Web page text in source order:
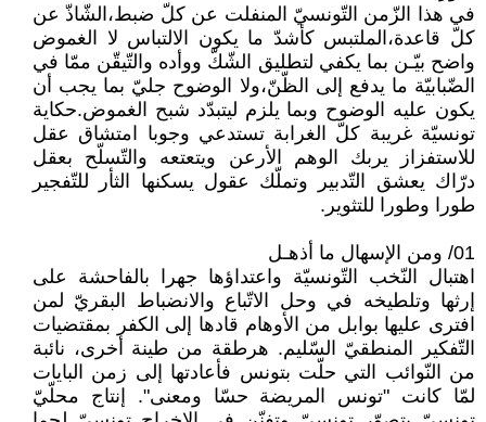
في هذا الزّمن التّونسيّ المنفلت عن كلّ ضبط،الشّاذّ عن
كلّ قاعدة،الملتبس كأشدّ ما يكون الالتباس لا الغموض
واضح بيّـن بما يكفي لتطليق الشّكّ ووأده والتّيقّن ممّا في
الضّبابيّة ما يدفع إلى الظّنّ،ولا الوضوح جليّ بما يجب أن
يكون عليه الوضوح وبما يلزم ليتبدّد شبح الغموض.حكاية
تونسيّة غريبة كلّ الغرابة تستدعي وجوبا امتشاق عقل
للاستفزاز يربك الوهم الأرعن ويتعتعه والتّسلّح بعقل
درّاك يعشق التّدبير وتملّك عقول يسكنها الثأر للتّفجير
طورا وطورا للتثوير.
01/ ومن الإسهال ما أذهـل
اهتبال النّخب التّونسيّة واعتداؤها جهرا بالفاحشة على
إرثها وتلطيخه في وحل الاتّباع والانضباط البقريّ لمن
افترى عليها بوابل من الأوهام قادها إلى الكفر بمقتضيات
التّفكير المنطقيّ السّليم. هرطقة من طينة أخرى، نائبة
من النّوائب التي حلّت بتونس فأعادتها إلى زمن البايات
لمّا كانت "تونس المريضة حسّا ومعنى". إنتاج محلّيّ